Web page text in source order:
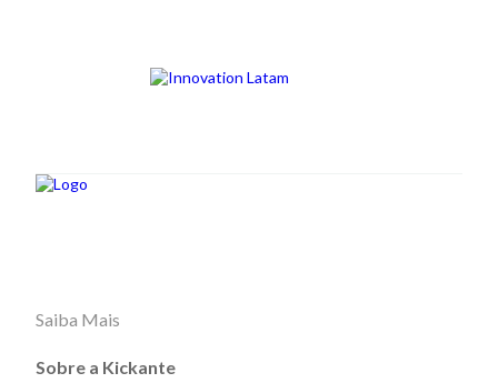
Saiba Mais
Sobre a Kickante